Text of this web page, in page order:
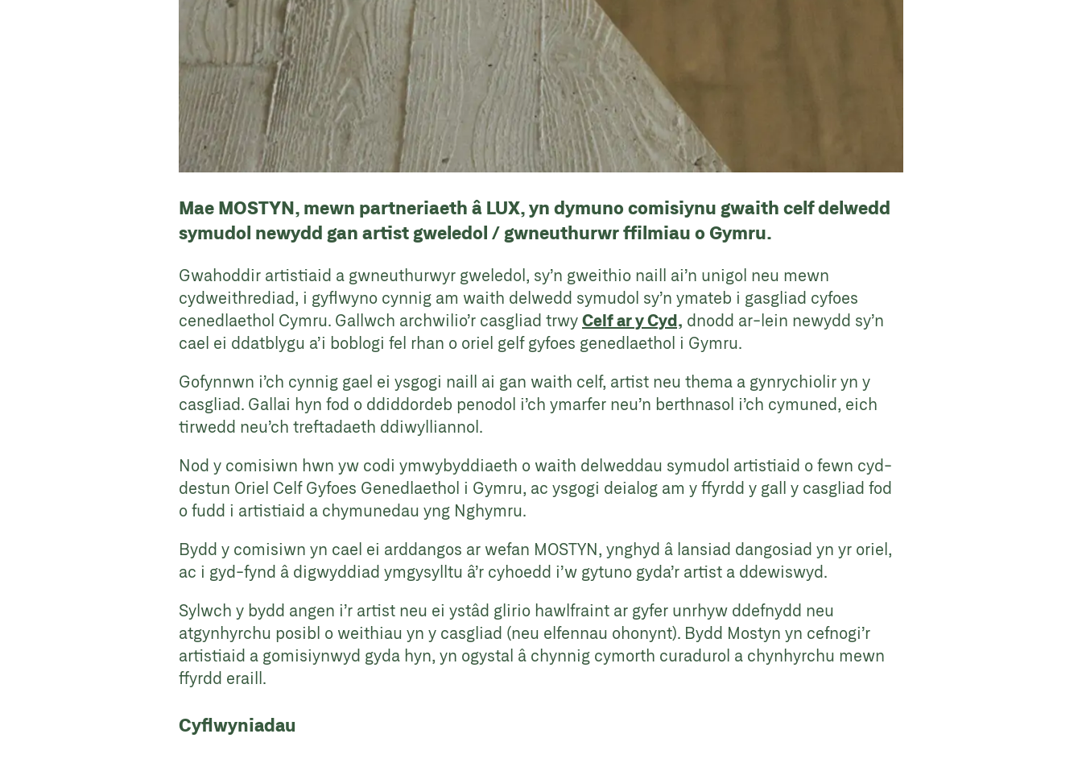
Mae MOSTYN, mewn partneriaeth â LUX, yn dymuno comisiynu gwaith celf delwedd
symudol newydd gan artist gweledol / gwneuthurwr ffilmiau o Gymru.
Gwahoddir artistiaid a gwneuthurwyr gweledol, sy’n gweithio naill ai’n unigol neu mewn
cydweithrediad, i gyflwyno cynnig am waith delwedd symudol sy’n ymateb i gasgliad cyfoes
cenedlaethol Cymru. Gallwch archwilio’r casgliad trwy Celf ar y Cyd, dnodd ar-lein newydd sy’n
cael ei ddatblygu a’i boblogi fel rhan o oriel gelf gyfoes genedlaethol i Gymru.
Gofynnwn i’ch cynnig gael ei ysgogi naill ai gan waith celf, artist neu thema a gynrychiolir yn y
casgliad. Gallai hyn fod o ddiddordeb penodol i’ch ymarfer neu’n berthnasol i’ch cymuned, eich
tirwedd neu’ch treftadaeth ddiwylliannol.
Nod y comisiwn hwn yw codi ymwybyddiaeth o waith delweddau symudol artistiaid o fewn cyd-
destun Oriel Celf Gyfoes Genedlaethol i Gymru, ac ysgogi deialog am y ffyrdd y gall y casgliad fod
o fudd i artistiaid a chymunedau yng Nghymru.
Bydd y comisiwn yn cael ei arddangos ar wefan MOSTYN, ynghyd â lansiad dangosiad yn yr oriel,
ac i gyd-fynd â digwyddiad ymgysylltu â’r cyhoedd i’w gytuno gyda’r artist a ddewiswyd.
Sylwch y bydd angen i’r artist neu ei ystâd glirio hawlfraint ar gyfer unrhyw ddefnydd neu
atgynhyrchu posibl o weithiau yn y casgliad (neu elfennau ohonynt). Bydd Mostyn yn cefnogi’r
artistiaid a gomisiynwyd gyda hyn, yn ogystal â chynnig cymorth curadurol a chynhyrchu mewn
ffyrdd eraill.
Cyflwyniadau